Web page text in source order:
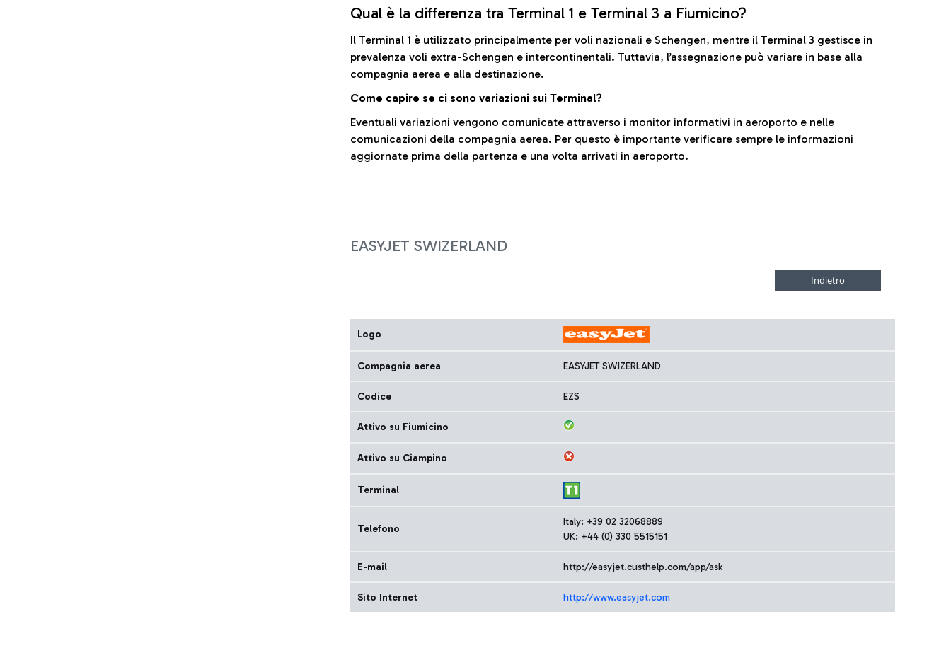
Qual è la differenza tra Terminal 1 e Terminal 3 a Fiumicino?
Il Terminal 1 è utilizzato principalmente per voli nazionali e Schengen, mentre il Terminal 3 gestisce in
prevalenza voli extra-Schengen e intercontinentali. Tuttavia, l’assegnazione può variare in base alla
compagnia aerea e alla destinazione.
Come capire se ci sono variazioni sui Terminal?
Eventuali variazioni vengono comunicate attraverso i monitor informativi in aeroporto e nelle
comunicazioni della compagnia aerea. Per questo è importante verificare sempre le informazioni
aggiornate prima della partenza e una volta arrivati in aeroporto.
EASYJET SWIZERLAND
Logo
Compagnia aerea EASYJET SWIZERLAND
Codice EZS
Attivo su Fiumicino
Attivo su Ciampino
Terminal
Telefono
Italy: +39 02 32068889
UK: +44 (0) 330 5515151
E-mail http://easyjet.custhelp.com/app/ask
Sito Internet http://www.easyjet.com